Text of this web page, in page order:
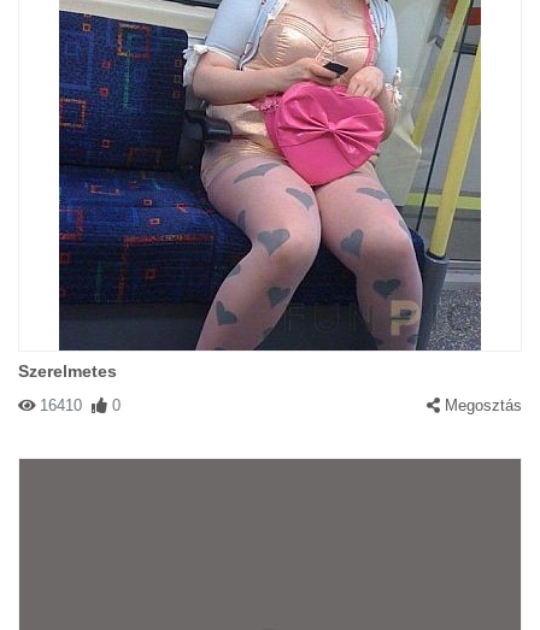
Szerelmetes
16410 0 Megosztás